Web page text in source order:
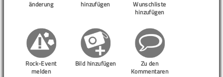
änderung
hinzufügen
Wunschliste
hinzufügen
Rock-Event
melden
Bild hinzufügen
Zu den
Kommentaren